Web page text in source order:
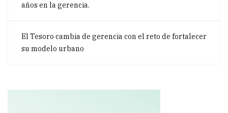
años en la gerencia.
El Tesoro cambia de gerencia con el reto de fortalecer
su modelo urbano